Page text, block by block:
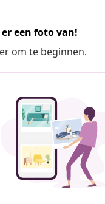
een foto van!
om te beginnen.